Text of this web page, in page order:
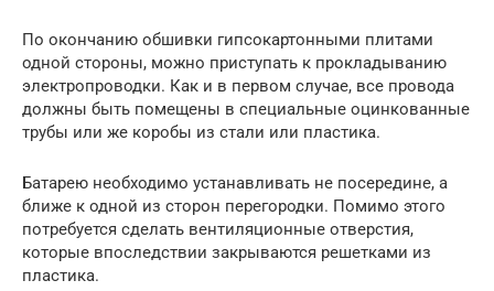
По окончанию обшивки гипсокартонными плитами
одной стороны, можно приступать к прокладыванию
электропроводки. Как и в первом случае, все провода
должны быть помещены в специальные оцинкованные
трубы или же коробы из стали или пластика.
Батарею необходимо устанавливать не посередине, а
ближе к одной из сторон перегородки. Помимо этого
потребуется сделать вентиляционные отверстия,
которые впоследствии закрываются решетками из
пластика.